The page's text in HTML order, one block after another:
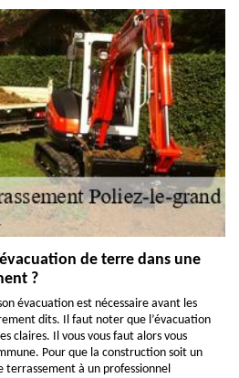
de terre dans une
?
évacuation est nécessaire avant les
dits. Il faut noter que l’évacuation
claires. Il vous vous faut alors vous
Pour que la construction soit un
terrassement à un professionnel